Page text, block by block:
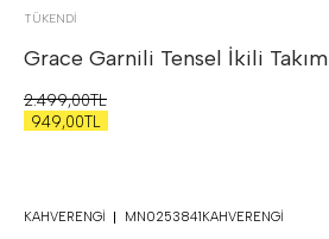
TÜKENDI
Grace Garnili Tensel İkili Takım
2.499,00TL
949,00TL
KAHVERENGI MN0253841KAHVERENGI